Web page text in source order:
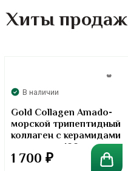
Хиты продаж
В наличии
Gold Collagen Amado-
морской трипептидный
коллаген с керамидами
в порошке. 100 грамм
1 700 ₽